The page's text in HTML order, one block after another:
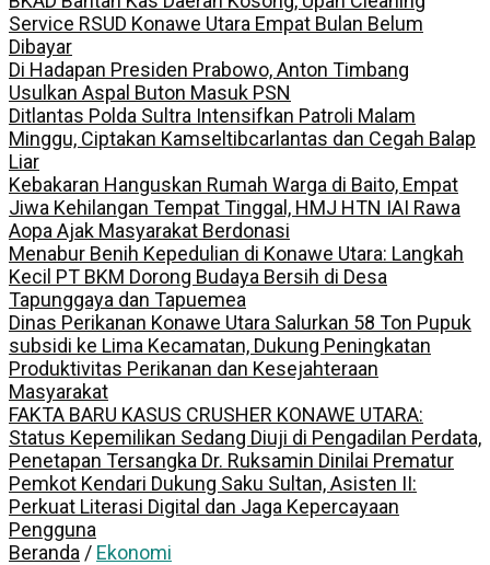
Service RSUD Konawe Utara Empat Bulan Belum
Dibayar
Di Hadapan Presiden Prabowo, Anton Timbang
Usulkan Aspal Buton Masuk PSN
Ditlantas Polda Sultra Intensifkan Patroli Malam
Minggu, Ciptakan Kamseltibcarlantas dan Cegah Balap
Liar
Kebakaran Hanguskan Rumah Warga di Baito, Empat
Jiwa Kehilangan Tempat Tinggal, HMJ HTN IAI Rawa
Aopa Ajak Masyarakat Berdonasi
Menabur Benih Kepedulian di Konawe Utara: Langkah
Kecil PT BKM Dorong Budaya Bersih di Desa
Tapunggaya dan Tapuemea
Dinas Perikanan Konawe Utara Salurkan 58 Ton Pupuk
subsidi ke Lima Kecamatan, Dukung Peningkatan
Produktivitas Perikanan dan Kesejahteraan
Masyarakat
FAKTA BARU KASUS CRUSHER KONAWE UTARA:
Status Kepemilikan Sedang Diuji di Pengadilan Perdata,
Penetapan Tersangka Dr. Ruksamin Dinilai Prematur
Pemkot Kendari Dukung Saku Sultan, Asisten II:
Perkuat Literasi Digital dan Jaga Kepercayaan
Pengguna
Beranda / Ekonomi